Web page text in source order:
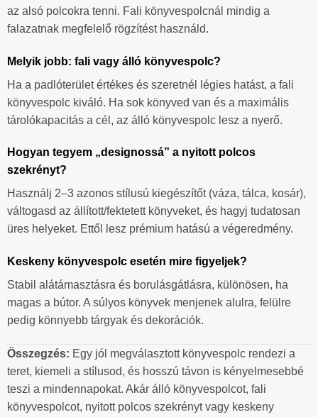
az alsó polcokra tenni. Fali könyvespolcnál mindig a
falazatnak megfelelő rögzítést használd.
Melyik jobb: fali vagy álló könyvespolc?
Ha a padlóterület értékes és szeretnél légies hatást, a fali
könyvespolc kiváló. Ha sok könyved van és a maximális
tárolókapacitás a cél, az álló könyvespolc lesz a nyerő.
Hogyan tegyem „designossá” a nyitott polcos
szekrényt?
Használj 2–3 azonos stílusú kiegészítőt (váza, tálca, kosár),
váltogasd az állított/fektetett könyveket, és hagyj tudatosan
üres helyeket. Ettől lesz prémium hatású a végeredmény.
Keskeny könyvespolc esetén mire figyeljek?
Stabil alátámasztásra és borulásgátlásra, különösen, ha
magas a bútor. A súlyos könyvek menjenek alulra, felülre
pedig könnyebb tárgyak és dekorációk.
Összegzés: Egy jól megválasztott könyvespolc rendezi a
teret, kiemeli a stílusod, és hosszú távon is kényelmesebbé
teszi a mindennapokat. Akár álló könyvespolcot, fali
könyvespolcot, nyitott polcos szekrényt vagy keskeny